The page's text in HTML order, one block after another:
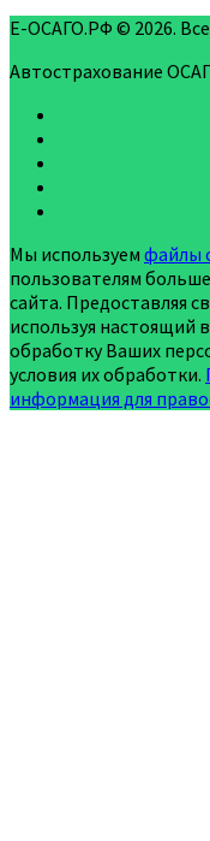
Е-ОСАГО.РФ © 2026.
Автострахование
Мы используем файлы
пользователям
сайта. Предоставляя
используя настоящий
обработку Ваших
условия их обработки.
информация для